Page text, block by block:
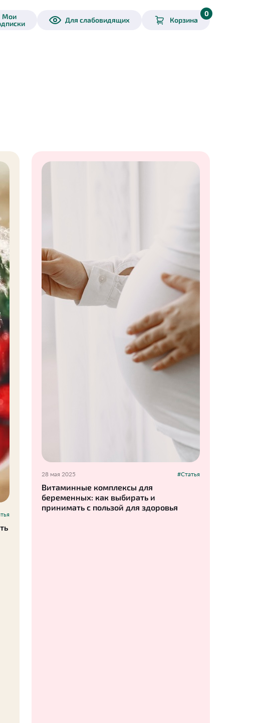
Мои
Для слабовидящих Корзина
0
28 мая 2025 #Статья
Витаминные комплексы для
беременных: как выбирать и
принимать с пользой для здоровья